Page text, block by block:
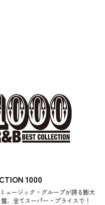
1000
ュージック・グループが誇る膨大
、全てスーパー・プライスで！